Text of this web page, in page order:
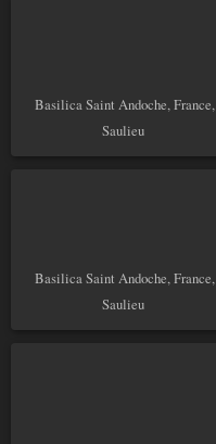
Basilica Saint Andoche, France,
Saulieu
Basilica Saint Andoche, France,
Saulieu